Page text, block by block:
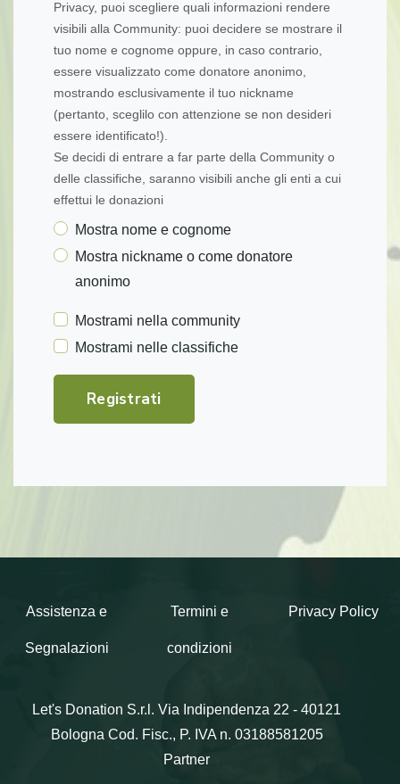
Privacy, puoi scegliere quali informazioni rendere
visibili alla Community: puoi decidere se mostrare il
tuo nome e cognome oppure, in caso contrario,
essere visualizzato come donatore anonimo,
mostrando esclusivamente il tuo nickname
(pertanto, sceglilo con attenzione se non desideri
essere identificato!).
Se decidi di entrare a far parte della Community o
delle classifiche, saranno visibili anche gli enti a cui
effettui le donazioni
Mostra nome e cognome
Mostra nickname o come donatore
anonimo
Mostrami nella community
Mostrami nelle classifiche
Registrati
Assistenza e
Segnalazioni
Termini e
condizioni
Privacy Policy
Let's Donation S.r.l. Via Indipendenza 22 - 40121
Bologna Cod. Fisc., P. IVA n. 03188581205
Partner